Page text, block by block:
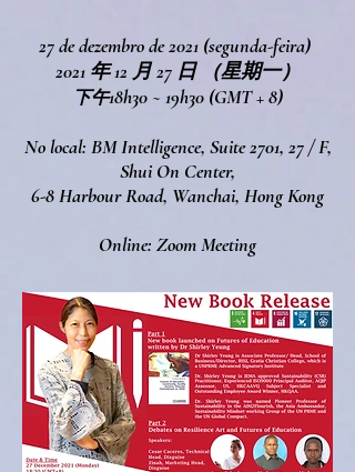
27 de dezembro de 2021 (segunda-feira)
2021 年 12 月 27 日 （星期一）
下午18h30 ~ 19h30 (GMT + 8)
No local: BM Intelligence, Suite 2701, 27 / F,
Shui On Center,
6-8 Harbour Road, Wanchai, Hong Kong
Online: Zoom Meeting